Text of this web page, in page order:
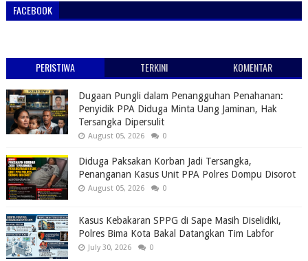
FACEBOOK
PERISTIWA TERKINI KOMENTAR
Dugaan Pungli dalam Penangguhan Penahanan:
Penyidik PPA Diduga Minta Uang Jaminan, Hak
Tersangka Dipersulit
August 05, 2026 0
Diduga Paksakan Korban Jadi Tersangka,
Penanganan Kasus Unit PPA Polres Dompu Disorot
August 05, 2026 0
Kasus Kebakaran SPPG di Sape Masih Diselidiki,
Polres Bima Kota Bakal Datangkan Tim Labfor
July 30, 2026 0